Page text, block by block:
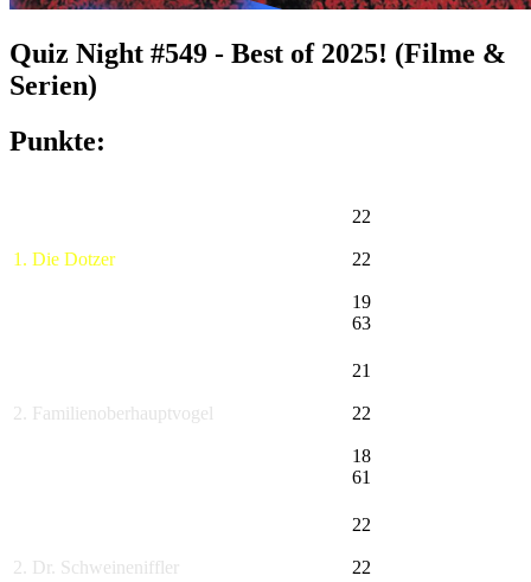
Quiz Night #549 - Best of 2025! (Filme &
Serien)
Punkte:
1. Die Dotzer
22
22
19
63
2. Familienoberhauptvogel
21
22
18
61
2. Dr. Schweineniffler
22
22